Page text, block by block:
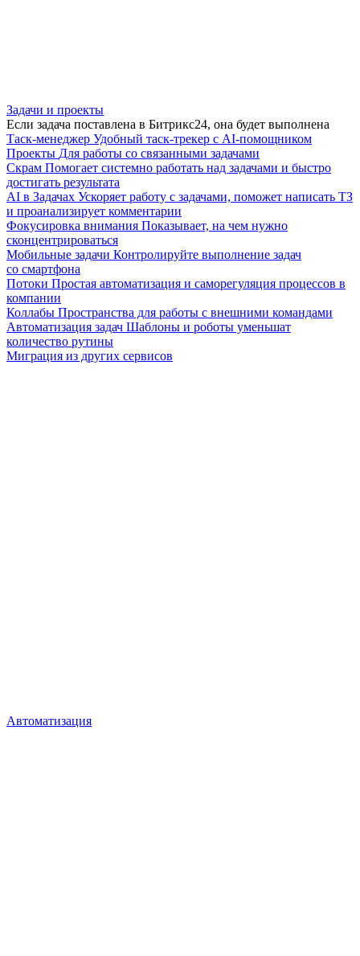
Задачи и проекты
Если задача поставлена в Битрикс24, она будет выполнена
Таск-менеджер Удобный таск-трекер с AI-помощником
Проекты Для работы со связанными задачами
Скрам Помогает системно работать над задачами и быстро
достигать результата
AI в Задачах Ускоряет работу с задачами, поможет написать ТЗ
и проанализирует комментарии
Фокусировка внимания Показывает, на чем нужно
сконцентрироваться
Мобильные задачи Контролируйте выполнение задач
со смартфона
Потоки Простая автоматизация и саморегуляция процессов в
компании
Коллабы Пространства для работы с внешними командами
Автоматизация задач Шаблоны и роботы уменьшат
количество рутины
Миграция из других сервисов
Автоматизация